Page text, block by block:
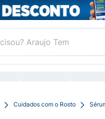
Cuidados com o Rosto